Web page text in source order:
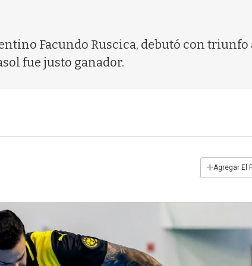
Facundo Ruscica, debutó con
fue justo ganador.
+Agregar El